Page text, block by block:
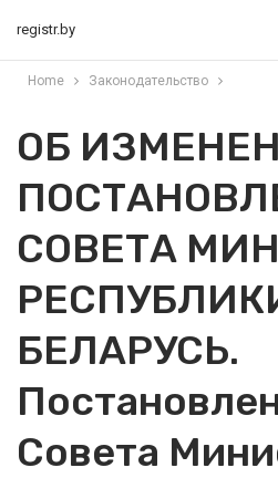
registr.by
Home Законодательство
ОБ
СОВЕТА
БЕЛАРУСЬ.
Совета